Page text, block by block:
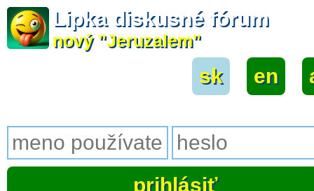
Lipka diskusné fórum
nový "Jeruzalem"
sk en